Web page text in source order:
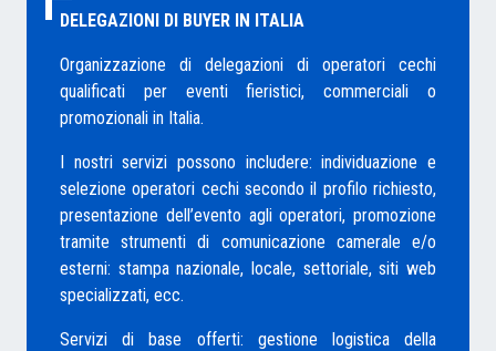
DELEGAZIONI DI BUYER IN ITALIA
Organizzazione di delegazioni di operatori cechi
qualificati per eventi fieristici, commerciali o
promozionali in Italia.
I nostri servizi possono includere: individuazione e
selezione operatori cechi secondo il profilo richiesto,
presentazione dell’evento agli operatori, promozione
tramite strumenti di comunicazione camerale e/o
esterni: stampa nazionale, locale, settoriale, siti web
specializzati, ecc.
Servizi di base offerti: gestione logistica della